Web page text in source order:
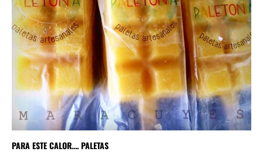
PARA ESTE CALOR…. PALETAS